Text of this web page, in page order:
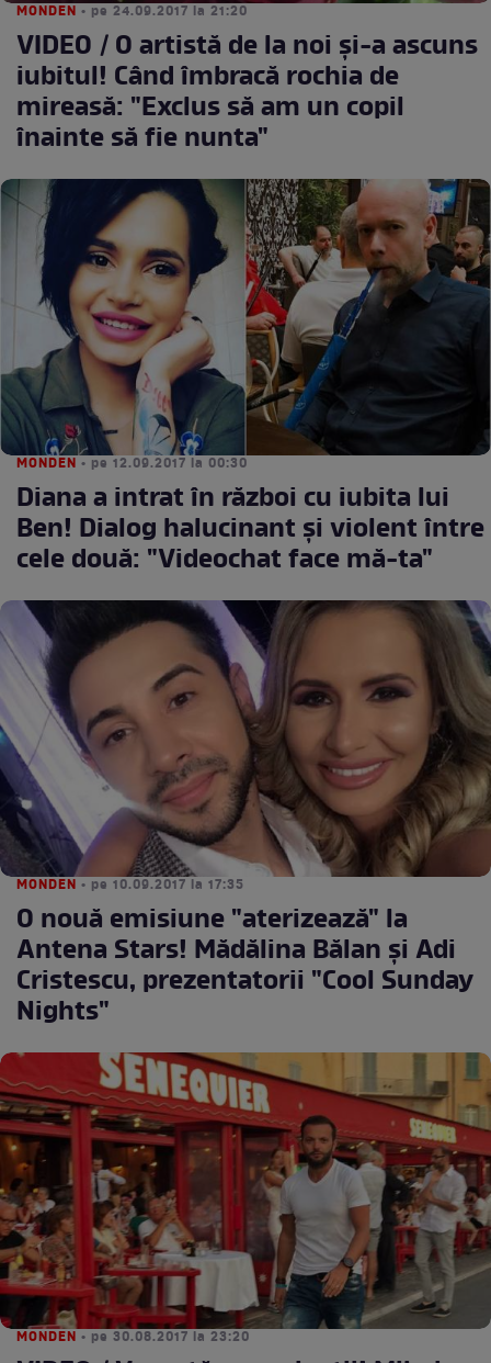
MONDEN • pe 24.09.2017 la 21:20
VIDEO / O artistă de la noi şi-a ascuns
iubitul! Când îmbracă rochia de
mireasă: "Exclus să am un copil
înainte să fie nunta"
MONDEN • pe 12.09.2017 la 00:30
Diana a intrat în război cu iubita lui
Ben! Dialog halucinant şi violent între
cele două: "Videochat face mă-ta"
MONDEN • pe 10.09.2017 la 17:35
O nouă emisiune "aterizează" la
Antena Stars! Mădălina Bălan şi Adi
Cristescu, prezentatorii "Cool Sunday
Nights"
MONDEN • pe 30.08.2017 la 23:20